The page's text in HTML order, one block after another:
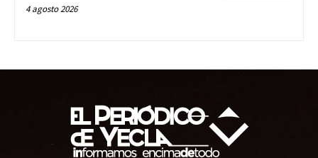
4 agosto 2026